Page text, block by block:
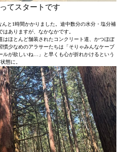
てスタートです
と1時間かかりました。途中数分の水分・塩分補
ありますが、なかなかです。
はほとんど舗装されたコンクリート道、かつほぼ
慣少なめのアラサーたちは「そりゃみんなケーブ
が欲しいね…」と早くも心が折れかけるという
状態に。